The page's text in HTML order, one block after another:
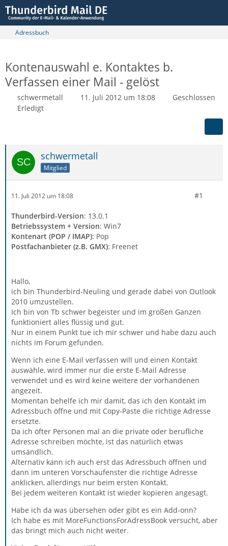
Adressbuch
Kontenauswahl e. Kontaktes b.
Verfassen einer Mail - gelöst
schwermetall 11. Juli 2012 um 18:08
Geschlossen
Erledigt
schwermetall
Mitglied
11. Juli 2012 um 18:08 #1
Thunderbird-Version: 13.0.1
Betriebssystem + Version: Win7
Kontenart (POP / IMAP): Pop
Postfachanbieter (z.B. GMX): Freenet
Hallo,
ich bin Thunderbird-Neuling und gerade dabei von Outlook
2010 umzustellen.
Ich bin von Tb schwer begeister und im großen Ganzen
funktioniert alles flüssig und gut.
Nur in einem Punkt tue ich mir schwer und habe dazu auch
nichts im Forum gefunden.
Wenn ich eine E-Mail verfassen will und einen Kontakt
auswähle, wird immer nur die erste E-Mail Adresse
verwendet und es wird keine weitere der vorhandenen
angezeit.
Momentan behelfe ich mir damit, das ich den Kontakt im
Adressbuch öffne und mit Copy-Paste die richtige Adresse
ersetzte.
Da ich öfter Personen mal an die private oder berufliche
Adresse schreiben möchte, ist das natürlich etwas
umsändlich.
Alternativ kann ich auch erst das Adressbuch öffnen und
dann im unteren Vorschaufenster die richtige Adresse
anklicken, allerdings nur beim ersten Kontakt.
Bei jedem weiteren Kontakt ist wieder kopieren angesagt.
Habe ich da was übersehen oder gibt es ein Add-onn?
Ich habe es mit MoreFunctionsForAdressBook versucht, aber
das bringt mich auch nicht weiter.